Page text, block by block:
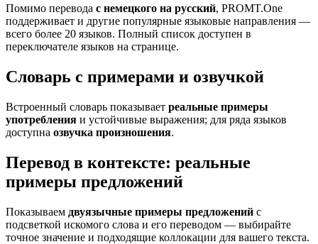
Помимо перевода с немецкого на русский, PROMT.One
поддерживает и другие популярные языковые направления —
всего более 20 языков. Полный список доступен в
переключателе языков на странице.
Словарь с примерами и озвучкой
Встроенный словарь показывает реальные примеры
употребления и устойчивые выражения; для ряда языков
доступна озвучка произношения.
Перевод в контексте: реальные
примеры предложений
Показываем двуязычные примеры предложений с
подсветкой искомого слова и его переводом — выбирайте
точное значение и подходящие коллокации для вашего текста.